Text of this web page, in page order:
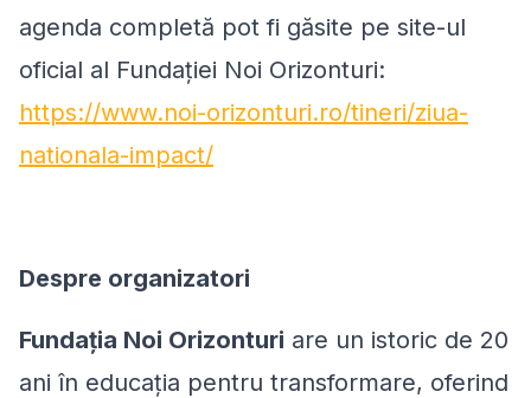
agenda completă pot fi găsite pe site-ul
oficial al Fundației Noi Orizonturi:
https://www.noi-orizonturi.ro/tineri/ziua-
nationala-impact/
Despre organizatori
Fundația Noi Orizonturi are un istoric de 20
ani în educația pentru transformare, oferind